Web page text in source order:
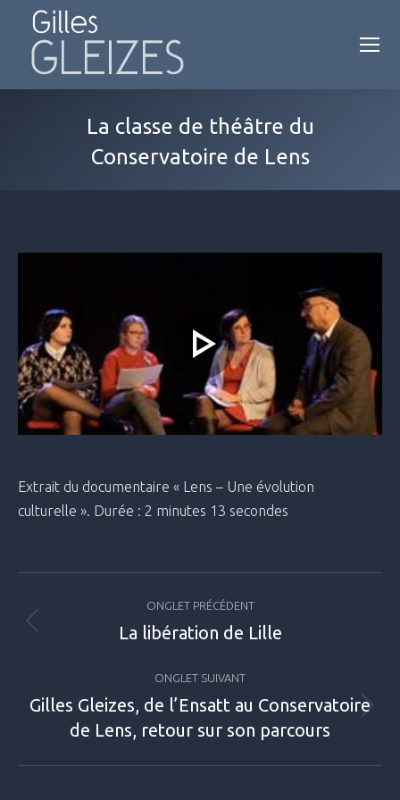
La classe de théâtre du
Conservatoire de Lens
Extrait du documentaire « Lens – Une évolution
culturelle ». Durée : 2 minutes 13 secondes
de
commentaire
ONGLET PRÉCÉDENT
Onglet
La libération de Lille
ONGLET SUIVANT
Projets
similaires
Gilles Gleizes, de l’Ensatt au Conservatoire
de Lens, retour sur son parcours